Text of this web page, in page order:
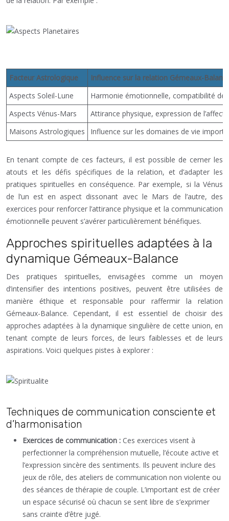
Facteur Astrologique
Influence sur la relation Gémeaux-
Aspects Soleil-Lune
Harmonie émotionnelle, compatibilité
Aspects Vénus-Mars
Attirance physique, expression de
Maisons Astrologiques
Influence sur les domaines de vie
En tenant compte de ces facteurs, il est possible de cerner les
atouts et les défis spécifiques de la relation, et d’adapter les
pratiques spirituelles en conséquence. Par exemple, si la Vénus
de l’un est en aspect dissonant avec le Mars de l’autre, des
exercices pour renforcer l’attirance physique et la communication
émotionnelle peuvent s’avérer particulièrement bénéfiques.
Approches spirituelles adaptées à la
dynamique Gémeaux-Balance
Des pratiques spirituelles, envisagées comme un moyen
d’intensifier des intentions positives, peuvent être utilisées de
manière éthique et responsable pour raffermir la relation
Gémeaux-Balance. Cependant, il est essentiel de choisir des
approches adaptées à la dynamique singulière de cette union, en
tenant compte de leurs forces, de leurs faiblesses et de leurs
aspirations. Voici quelques pistes à explorer :
Techniques de communication consciente et
d’harmonisation
Exercices de communication : Ces exercices visent à
perfectionner la compréhension mutuelle, l’écoute active et
l’expression sincère des sentiments. Ils peuvent inclure des
jeux de rôle, des ateliers de communication non violente ou
des séances de thérapie de couple. L’important est de créer
un espace sécurisé où chacun se sent libre de s’exprimer
sans crainte d’être jugé.